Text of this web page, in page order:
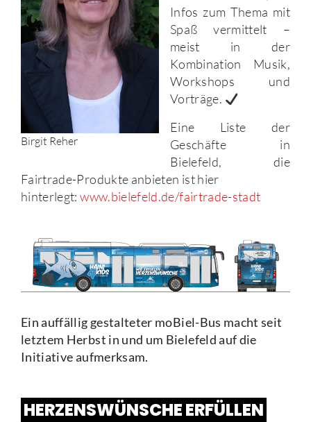
Birgit Reher
Infos zum Thema mit
Spaß vermittelt –
meist in der
Kombination Musik,
Workshops und
Vorträge.
Eine Liste der
Geschäfte in
Bielefeld, die
Fairtrade-Produkte anbieten ist hier
hinterlegt:www.bielefeld.de/fairtrade-stadt
Ein auffällig gestalteter moBiel-Bus macht seit
letztem Herbst in und um Bielefeld auf die
Initiative aufmerksam.
HERZENSWÜNSCHE ERFÜLLEN